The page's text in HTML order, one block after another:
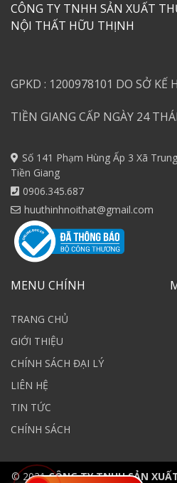
CÔNG TY TNHH SẢN XUẤT
NỘI THẤT HỮU THỊNH
GPKD : 1200978101 DO SỞ KẾ
TIỀN GIANG CẤP NGÀY 24
Số 141 Phạm Hùng Ấp 3 Xã
Tiền Giang
0906.345.687
huuthinhnoithat@gmail.com
MENU CHÍNH
TRANG CHỦ
GIỚI THIỆU
CHÍNH SÁCH ĐẠI LÝ
LIÊN HỆ
TIN TỨC
CHÍNH SÁCH
© 2021CÔNG TY TNHH SẢN